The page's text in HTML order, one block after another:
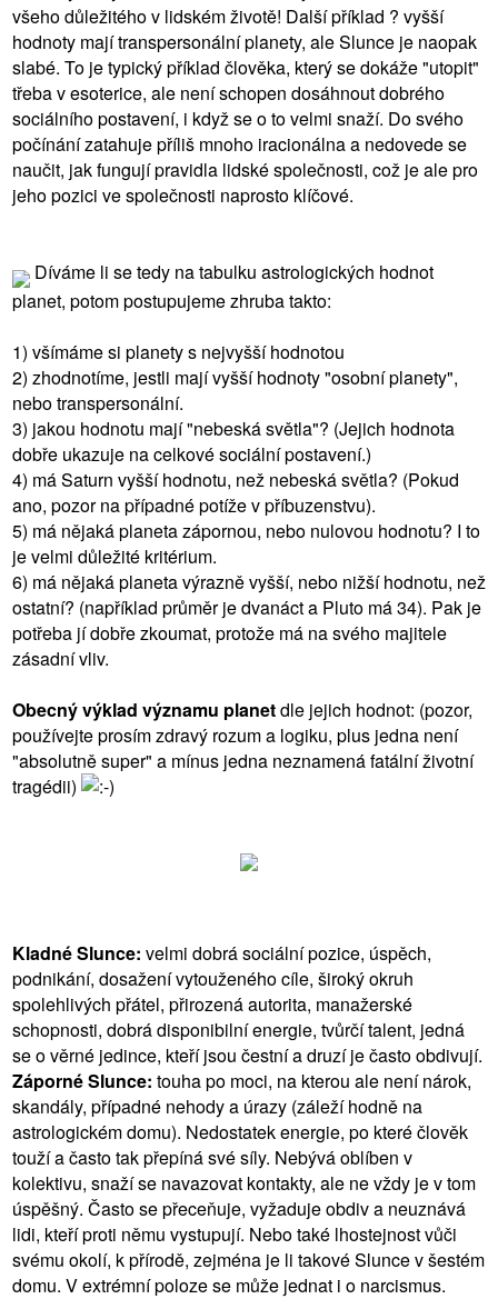
všeho důležitého v lidském životě! Další příklad ? vyšší
hodnoty mají transpersonální planety, ale Slunce je naopak
slabé. To je typický příklad člověka, který se dokáže "utopit"
třeba v esoterice, ale není schopen dosáhnout dobrého
sociálního postavení, i když se o to velmi snaží. Do svého
počínání zatahuje příliš mnoho iracionálna a nedovede se
naučit, jak fungují pravidla lidské společnosti, což je ale pro
jeho pozici ve společnosti naprosto klíčové.
Díváme li se tedy na tabulku astrologických hodnot
planet, potom postupujeme zhruba takto:
1) všímáme si planety s nejvyšší hodnotou
2) zhodnotíme, jestli mají vyšší hodnoty "osobní planety",
nebo transpersonální.
3) jakou hodnotu mají "nebeská světla"? (Jejich hodnota
dobře ukazuje na celkové sociální postavení.)
4) má Saturn vyšší hodnotu, než nebeská světla? (Pokud
ano, pozor na případné potíže v příbuzenstvu).
5) má nějaká planeta zápornou, nebo nulovou hodnotu? I to
je velmi důležité kritérium.
6) má nějaká planeta výrazně vyšší, nebo nižší hodnotu, než
ostatní? (například průměr je dvanáct a Pluto má 34). Pak je
potřeba jí dobře zkoumat, protože má na svého majitele
zásadní vliv.
Obecný výklad významu planetdle jejich hodnot: (pozor,
používejte prosím zdravý rozum a logiku, plus jedna není
"absolutně super" a mínus jedna neznamená fatální životní
tragédii)
Kladné Slunce: velmi dobrá sociální pozice, úspěch,
podnikání, dosažení vytouženého cíle, široký okruh
spolehlivých přátel, přirozená autorita, manažerské
schopnosti, dobrá disponibilní energie, tvůrčí talent, jedná
se o věrné jedince, kteří jsou čestní a druzí je často obdivují.
Záporné Slunce: touha po moci, na kterou ale není nárok,
skandály, případné nehody a úrazy (záleží hodně na
astrologickém domu). Nedostatek energie, po které člověk
touží a často tak přepíná své síly. Nebývá oblíben v
kolektivu, snaží se navazovat kontakty, ale ne vždy je v tom
úspěšný. Často se přeceňuje, vyžaduje obdiv a neuznává
lidi, kteří proti němu vystupují. Nebo také lhostejnost vůči
svému okolí, k přírodě, zejména je li takové Slunce v šestém
domu. V extrémní poloze se může jednat i o narcismus.